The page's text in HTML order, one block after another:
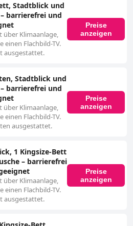
Stadtblick und
barrierefrei und
über Klimaanlage,
einen Flachbild-TV.
ausgestattet.
Preise
anzeigen
Stadtblick und
barrierefrei und
über Klimaanlage,
einen Flachbild-TV.
ausgestattet.
Preise
anzeigen
1 Kingsize-Bett
– barrierefrei
über Klimaanlage,
einen Flachbild-TV.
ausgestattet.
Preise
anzeigen